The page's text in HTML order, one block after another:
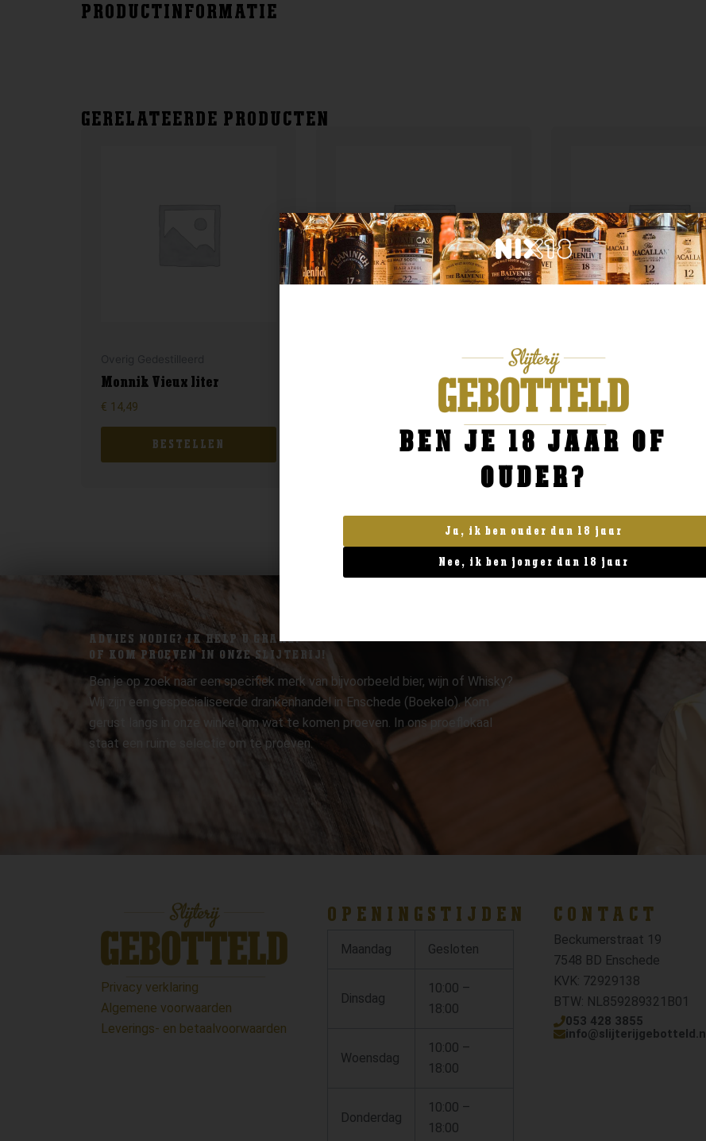
PRODUCTINFORMATIE
GERELATEERDE PRODUCTEN
Monnik Vieux liter
€ 14,49
BESTELLEN
Calvados Chateau du Breuil
BESTELLEN
Gin
Tanqueray london dry
20,99
BESTELLEN
ADVIES NODIG? IK HELP U GRAAG.
OF KOM PROEVEN IN ONZE SLIJTERIJ!
Ben je op zoek naar een specifiek merk van bijvoorbeeld bier, wijn of Whisky?
Wij zijn een gespecialiseerde drankenhandel in Enschede (Boekelo). Kom
gerust langs in onze winkel om wat te komen proeven. In ons proeflokaal
staat een ruime selectie om te proeven.
Privacy verklaring
Algemene voorwaarden
Leverings- en betaalvoorwaarden
OPENINGSTIJDEN
Maandag Gesloten
Dinsdag
10:00 –
18:00
Woensdag
10:00 –
18:00
Donderdag
10:00 –
18:00
CONTACT
Beckumerstraat 19
7548 BD Enschede
KVK: 72929138
BTW: NL859289321B01
053 428 3855
info@slijterijgebotteld.nl
BEN JE 18 JAAR OF
OUDER?
Ja, ik ben ouder dan 18 jaar
Nee, ik ben jonger dan 18 jaar